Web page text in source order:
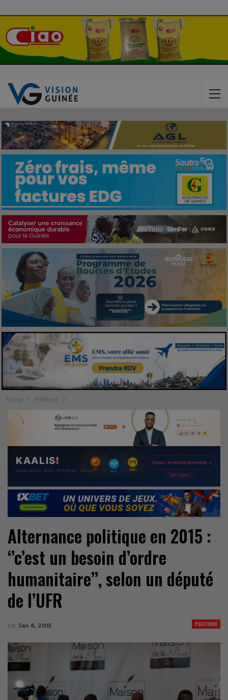
Home Politique
Alternance politique en 2015 :
‘’c’est un besoin d’ordre
humanitaire’’, selon un député
de l’UFR
POLITIQUE
On Jan 6, 2015